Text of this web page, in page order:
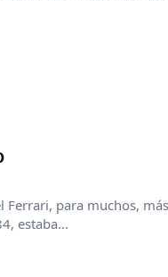
Ferrari, para muchos,
estaba...